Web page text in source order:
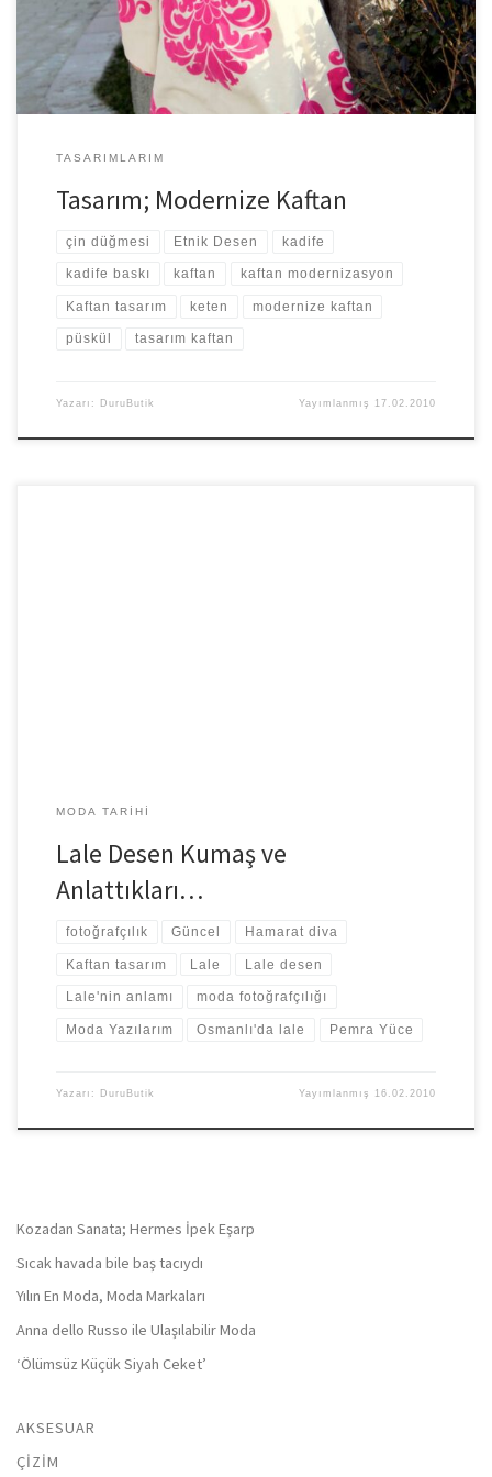
TASARIMLARIM
Tasarım; Modernize Kaftan
çin düğmesi Etnik Desen kadife
kadife baskı kaftan kaftan modernizasyon
Kaftan tasarım keten modernize kaftan
püskül tasarım kaftan
Yazarı: DuruButik Yayımlanmış 17.02.2010
MODA TARIHI
Lale Desen Kumaş ve
Anlattıkları…
fotoğrafçılık Güncel Hamarat diva
Kaftan tasarım Lale Lale desen
Lale'nin anlamı moda fotoğrafçılığı
Moda Yazılarım Osmanlı'da lale Pemra Yüce
Yazarı: DuruButik Yayımlanmış 16.02.2010
Kozadan Sanata; Hermes İpek Eşarp
Sıcak havada bile baş tacıydı
Yılın En Moda, Moda Markaları
Anna dello Russo ile Ulaşılabilir Moda
‘Ölümsüz Küçük Siyah Ceket’
AKSESUAR
ÇIZIM